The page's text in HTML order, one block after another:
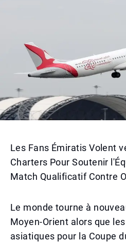
Les Fans Émiratis Volent
Charters Pour Soutenir
Match Qualificatif Contre
Le monde tourne à
Moyen-Orient alors que
asiatiques pour la Coupe